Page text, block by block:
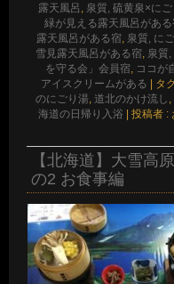
露天風呂
泉質, 硫黄泉×にご
緑が見える露天風呂があ
露天風呂がある宿 泉質, に
雪見露天風呂がある宿 泉質,
を守る会」会員宿 ココが
アイスクリームがある | タ
のにごり湯 道北のかけ流し
海道の日帰り入浴 | 投稿者 :
【北海道】大雪高
の2 お食事編